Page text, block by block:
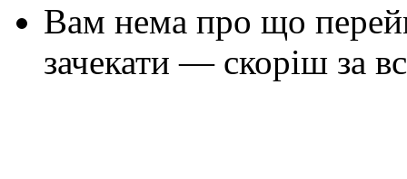
Вам нема про що
зачекати — скоріш за